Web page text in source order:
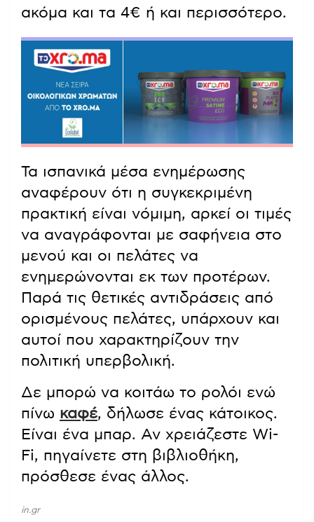
ακόμα και τα 4€ ή και περισσότερο.
Τα ισπανικά μέσα ενημέρωσης
αναφέρουν ότι η συγκεκριμένη
πρακτική είναι νόμιμη, αρκεί οι τιμές
να αναγράφονται με σαφήνεια στο
μενού και οι πελάτες να
ενημερώνονται εκ των προτέρων.
Παρά τις θετικές αντιδράσεις από
ορισμένους πελάτες, υπάρχουν και
αυτοί που χαρακτηρίζουν την
πολιτική υπερβολική.
Δε μπορώ να κοιτάω το ρολόι ενώ
πίνω καφέ, δήλωσε ένας κάτοικος.
Είναι ένα μπαρ. Αν χρειάζεστε Wi-
Fi, πηγαίνετε στη βιβλιοθήκη,
πρόσθεσε ένας άλλος.
in.gr